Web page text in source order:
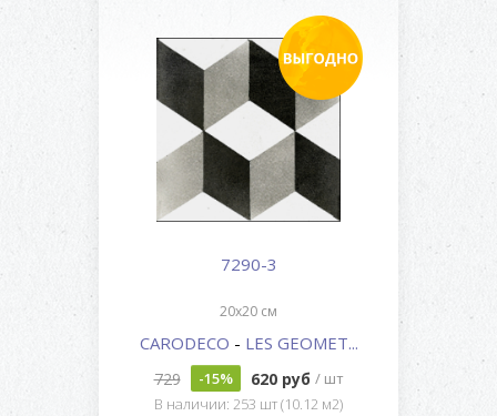
7290-3
20x20 см
CARODECO - LES GEOMET...
729 -15% 620 руб / шт
В наличии: 253 шт (10.12 м2)